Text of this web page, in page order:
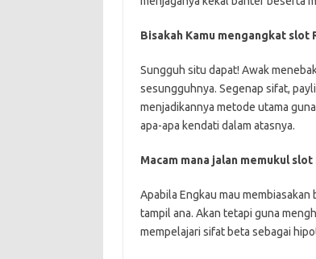
Bisakah Kamu mengangkat slot
Sungguh situ dapat! Awak
sesungguhnya. Segenap sifat,
menjadikannya metode utama
apa-apa kendati dalam atasnya.
Macam mana jalan memukul slot
Apabila Engkau mau
tampil ana. Akan tetapi guna
mempelajari sifat beta sebagai